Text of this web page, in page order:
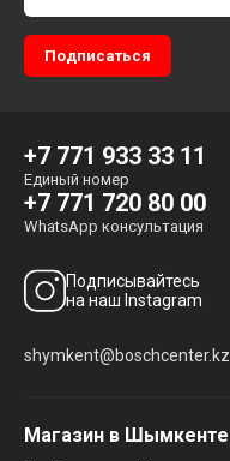
+7 771 933 33 11
Единый номер
+7 771 720 80 00
WhatsApp консультация
Подписывайтесь
на наш Instagram
shymkent@boschcenter.kz
Магазин в Шымкенте